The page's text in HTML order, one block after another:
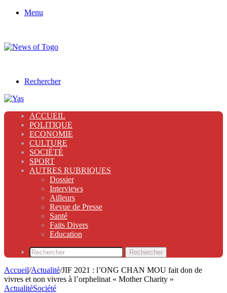
Menu
Rechercher
ACCUEIL
POLITIQUE
ECONOMIE
CULTURE
SOCIÉTÉ
SPORT
AUTRES RUBRIQUES
Dossier
Interviews
Ailleurs
Revue de Presse
Santé
Faits Divers
Education
Rechercher
Accueil/Actualité/JIF 2021 : l’ONG CHAN MOU fait don de
vivres et non vivres à l’orphelinat « Mother Charity »
ActualitéSociété